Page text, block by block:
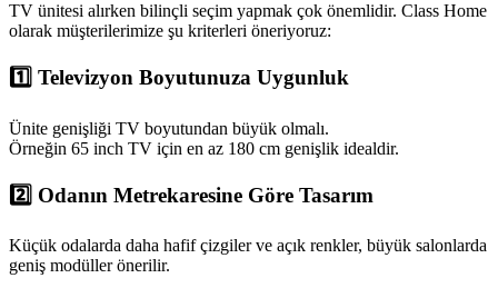
TV ünitesi alırken bilinçli seçim yapmak çok önemlidir. Class Home
olarak müşterilerimize şu kriterleri öneriyoruz:
1️⃣ Televizyon Boyutunuza Uygunluk
Ünite genişliği TV boyutundan büyük olmalı.
Örneğin 65 inch TV için en az 180 cm genişlik idealdir.
2️⃣ Odanın Metrekaresine Göre Tasarım
Küçük odalarda daha hafif çizgiler ve açık renkler, büyük salonlarda
geniş modüller önerilir.